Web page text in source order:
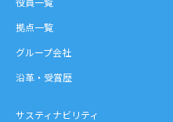
拠点一覧
グループ会社
沿革・受賞歴
サスティナビリティ